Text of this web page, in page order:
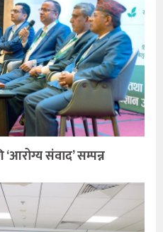
‘आरोग्य संवाद’ सम्पन्न